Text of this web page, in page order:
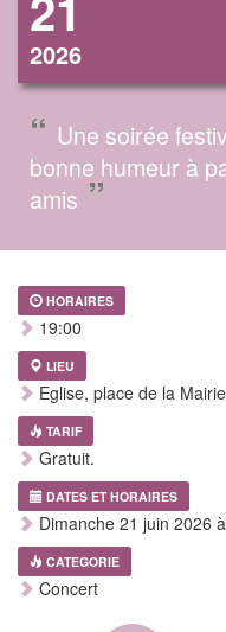
2026
“ Une soirée
bonne humeur à
amis”
HORAIRES
19:00
LIEU
Eglise, place de la
TARIF
Gratuit.
DATES ET HORAIRES
Dimanche 21 juin 2026
CATEGORIE
Concert